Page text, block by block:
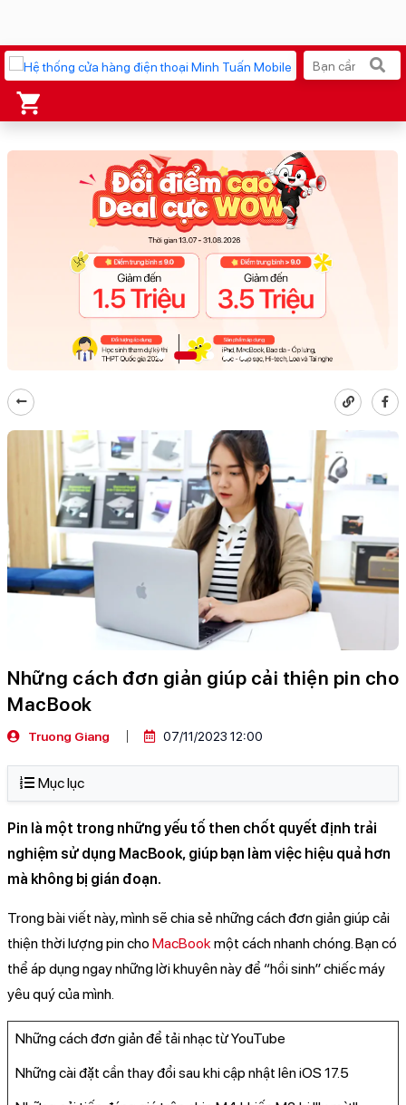
iPhone 17 Pro Max MacBook Neo giá tốt
AirTag 2 Mới Galaxy Z8 Series
AirPods 4 OPPO Reno16
Apple Watch S11 Ốp lưng Pitaka
Những cách đơn giản giúp cải thiện pin cho
MacBook
Truong Giang 07/11/2023 12:00
Mục lục
Pin là một trong những yếu tố then chốt quyết định trải
nghiệm sử dụng MacBook, giúp bạn làm việc hiệu quả hơn
mà không bị gián đoạn.
Trong bài viết này, mình sẽ chia sẻ những cách đơn giản giúp cải
thiện thời lượng pin cho MacBookmột cách nhanh chóng. Bạn có
thể áp dụng ngay những lời khuyên này để “hồi sinh” chiếc máy
yêu quý của mình.
Những cách đơn giản để tải nhạc từ YouTube
Những cài đặt cần thay đổi sau khi cập nhật lên iOS 17.5